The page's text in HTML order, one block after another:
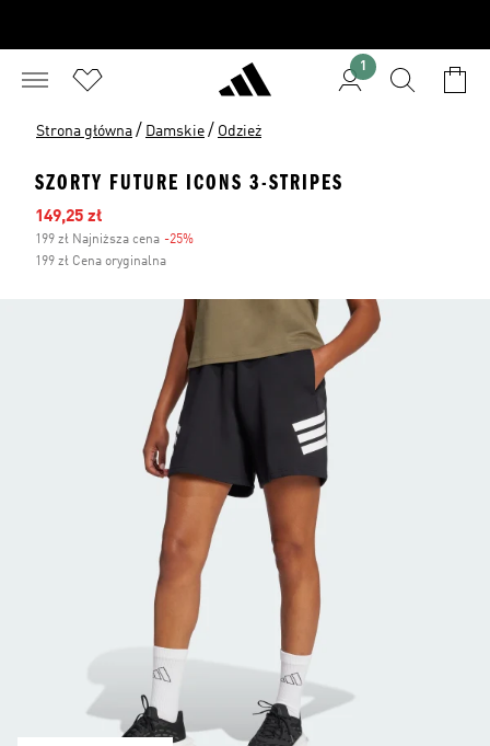
1
Strona główna / Damskie / Odzież
SZORTY FUTURE ICONS 3-STRIPES
Ceny na wyprzedaży
149,25 zł
199 zł Najniższa cena -25%
199 zł Cena oryginalna